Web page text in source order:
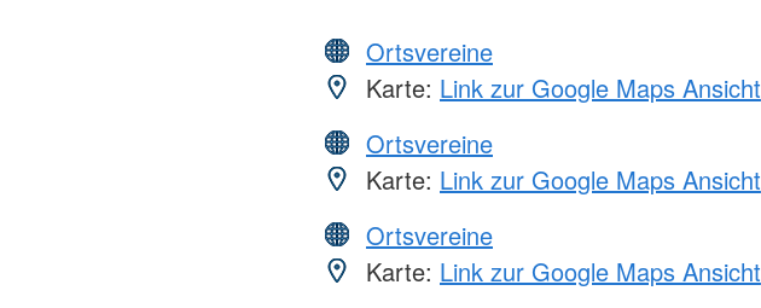
Ortsvereine
Karte: Link zur Google Maps Ansicht
Ortsvereine
Karte: Link zur Google Maps Ansicht
Ortsvereine
Karte: Link zur Google Maps Ansicht